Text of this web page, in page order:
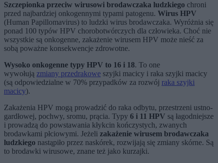
Szczepionka przeciw wirusowi brodawczaka ludzkiego chroni
przed najbardziej onkogennymi typami patogenu. Wirus HPV
(Human Papillomavirus) to ludzki wirus brodawczaka. Wyróżnia się
ponad 100 typów HPV chorobotwórczych dla człowieka. Choć nie
wszystkie są onkogenne, zakażenie wirusem HPV może nieść za
sobą poważne konsekwencje zdrowotne.
Wysoko onkogenne typy HPV to 16 i 18. To one
wywołują zmiany przedrakowe szyjki macicy i raka szyjki macicy
(są odpowiedzialne w 70% przypadków za rozwój raka szyjki
macicy).
Zakażenia HPV mogą prowadzić do raka odbytu, przestrzeni ustno-
gardłowej, pochwy, sromu, prącia. Typy 6 i 11 HPV są łagodniejsze
i prowadzą do powstawania kłykcin kończystych, zwanych
brodawkami płciowymi. Jeżeli zakażenie wirusem brodawczaka
ludzkiego nastąpiło przez naskórek, rozwijają się zmiany skórne. Są
to brodawki wirusowe, znane też jako kurzajki.